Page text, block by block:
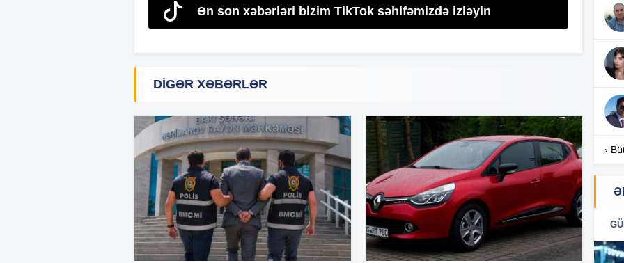
Ən son xəbərləri bizim TikTok səhifəmizdə izləyin
DIGƏR XƏBƏRLƏR
›